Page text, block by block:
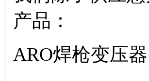
产品：
ARO焊枪变压